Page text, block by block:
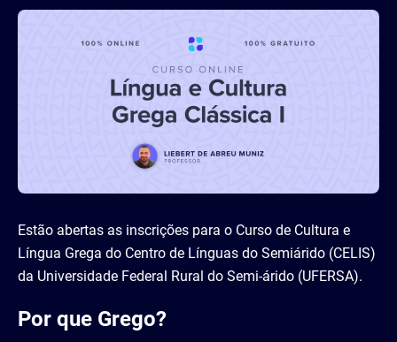
Estão abertas as inscrições para o Curso de Cultura e
Língua Grega do Centro de Línguas do Semiárido (CELIS)
da Universidade Federal Rural do Semi-árido (UFERSA).
Por que Grego?